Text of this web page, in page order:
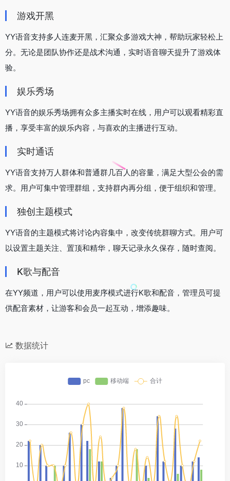
游戏开黑
YY语音支持多人连麦开黑，汇聚众多游戏大神，帮助玩家轻松上
分。无论是团队协作还是战术沟通，实时语音聊天提升了游戏体
验。
娱乐秀场
YY语音的娱乐秀场拥有众多主播实时在线，用户可以观看精彩直
播，享受丰富的娱乐内容，与喜欢的主播进行互动。
实时通话
YY语音支持万人群体和普通群几百人的容量，满足大型公会的需
求。用户可集中管理群组，支持群内再分组，便于组织和管理。
独创主题模式
YY语音的主题模式将讨论内容集中，改变传统群聊方式。用户可
以设置主题关注、置顶和精华，聊天记录永久保存，随时查阅。
K歌与配音
在YY频道，用户可以使用麦序模式进行K歌和配音，管理员可提
供配音素材，让游客和会员一起互动，增添趣味。
数据统计